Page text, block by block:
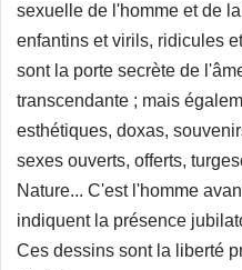
sexuelle de l'homme et de
enfantins et virils, ridicules
sont la porte secrète de
transcendante ; mais
esthétiques, doxas,
sexes ouverts, offerts,
Nature... C'est l'homme
indiquent la présence
Ces dessins sont la liberté